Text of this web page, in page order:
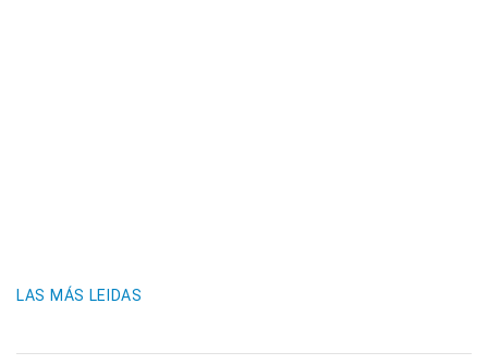
LAS MÁS LEIDAS